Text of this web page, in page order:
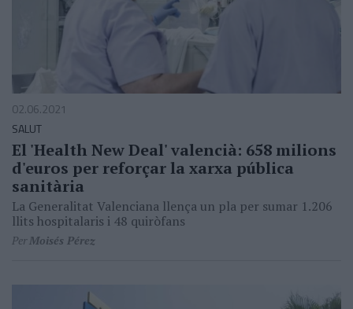
02.06.2021
SALUT
El 'Health New Deal' valencià: 658 milions
d'euros per reforçar la xarxa pública
sanitària
La Generalitat Valenciana llença un pla per sumar 1.206
llits hospitalaris i 48 quiròfans
PerMoisés Pérez